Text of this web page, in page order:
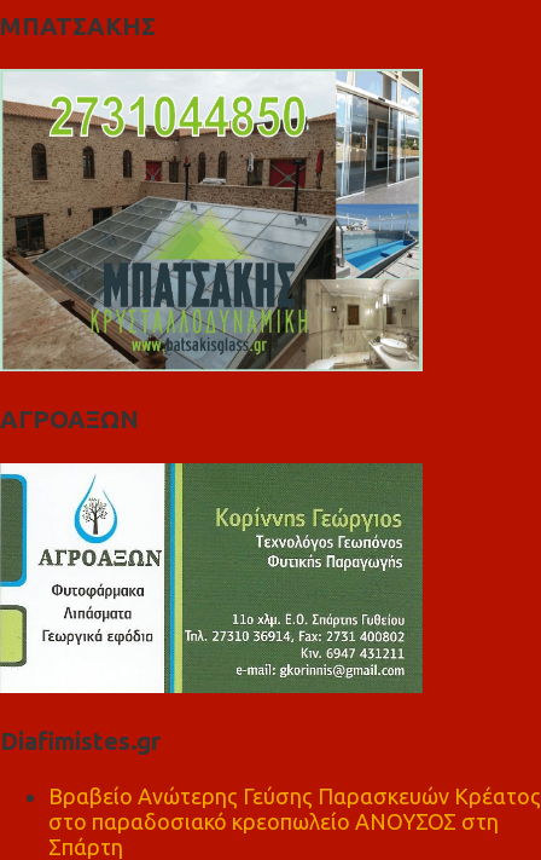
ΜΠΑΤΣΑΚΗΣ
ΑΓΡΟΑΞΩΝ
Diafimistes.gr
Βραβείο Ανώτερης Γεύσης Παρασκευών Κρέατος
στο παραδοσιακό κρεοπωλείο ΑΝΟΥΣΟΣ στη
Σπάρτη